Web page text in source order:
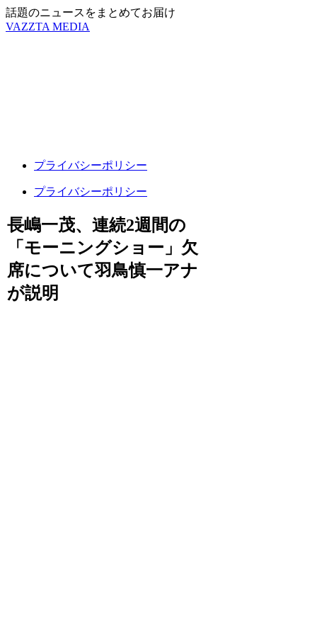
話題のニュースをまとめてお届け
VAZZTA MEDIA
プライバシーポリシー
プライバシーポリシー
長嶋一茂、連続2週間の
「モーニングショー」欠
席について羽鳥慎一アナ
が説明